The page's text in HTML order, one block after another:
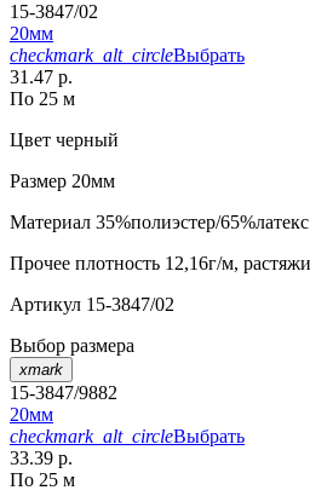
15-3847/02
20мм
checkmark_alt_circleВыбрать
31.47 р.
По 25 м
Цвет черный
Размер 20мм
Материал 35%полиэстер/65%латекс
Прочее плотность 12,16г/м,
Артикул 15-3847/02
Выбор размера
xmark
15-3847/9882
20мм
checkmark_alt_circleВыбрать
33.39 р.
По 25 м